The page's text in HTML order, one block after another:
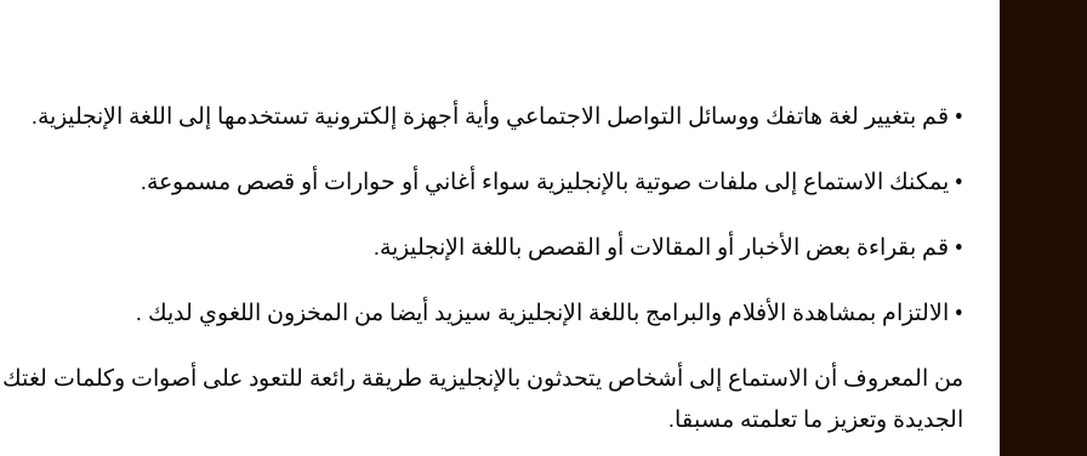
• قم بتغيير لغة هاتفك ووسائل التواصل الاجتماعي وأية أجهزة إلكترونية تستخدمها إلى اللغة الإنجليزية.
• يمكنك الاستماع إلى ملفات صوتية بالإنجليزية سواء أغاني أو حوارات أو قصص مسموعة.
• قم بقراءة بعض الأخبار أو المقالات أو القصص باللغة الإنجليزية.
• الالتزام بمشاهدة الأفلام والبرامج باللغة الإنجليزية سيزيد أيضا من المخزون اللغوي لديك .
من المعروف أن الاستماع إلى أشخاص يتحدثون بالإنجليزية طريقة رائعة للتعود على أصوات وكلمات لغتك
الجديدة وتعزيز ما تعلمته مسبقا.